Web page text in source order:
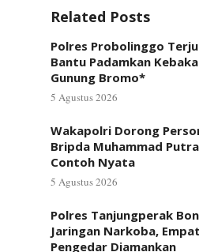
Related Posts
Polres Probolinggo
Bantu Padamkan
Gunung Bromo*
5 Agustus 2026
Wakapolri Dorong
Bripda Muhammad
Contoh Nyata
5 Agustus 2026
Polres Tanjungperak
Jaringan Narkoba,
Pengedar Diamankan